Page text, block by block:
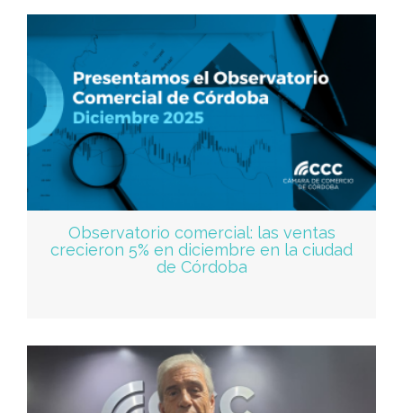
Observatorio comercial: las ventas
crecieron 5% en diciembre en la ciudad
de Córdoba